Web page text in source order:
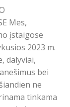
Mes,
įstaigose
2023 m.
dalyviai,
bei
ne
tinkama